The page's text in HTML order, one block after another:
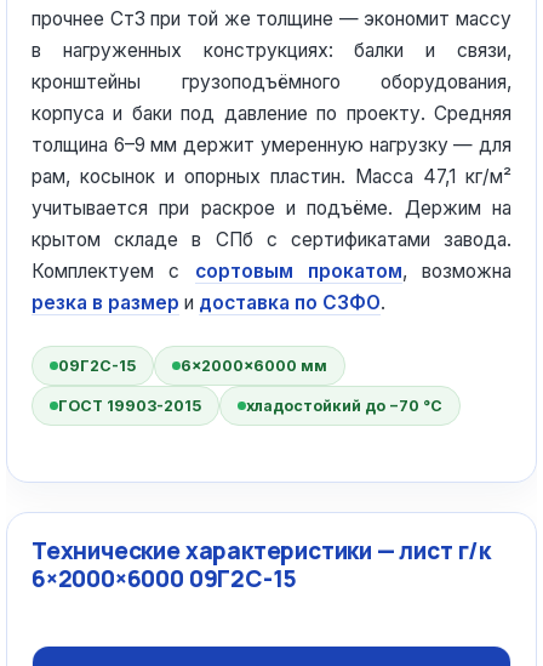
прочнее Ст3 при той же толщине — экономит массу
в нагруженных конструкциях: балки и связи,
кронштейны грузоподъёмного оборудования,
корпуса и баки под давление по проекту. Средняя
толщина 6–9 мм держит умеренную нагрузку — для
рам, косынок и опорных пластин. Масса 47,1 кг/м²
учитывается при раскрое и подъёме. Держим на
крытом складе в СПб с сертификатами завода.
Комплектуем с сортовым прокатом, возможна
резка в размер и доставка по СЗФО.
09Г2С-15 6×2000×6000 мм
ГОСТ 19903-2015 хладостойкий до −70 °C
Технические характеристики — лист г/к
6×2000×6000 09Г2С-15